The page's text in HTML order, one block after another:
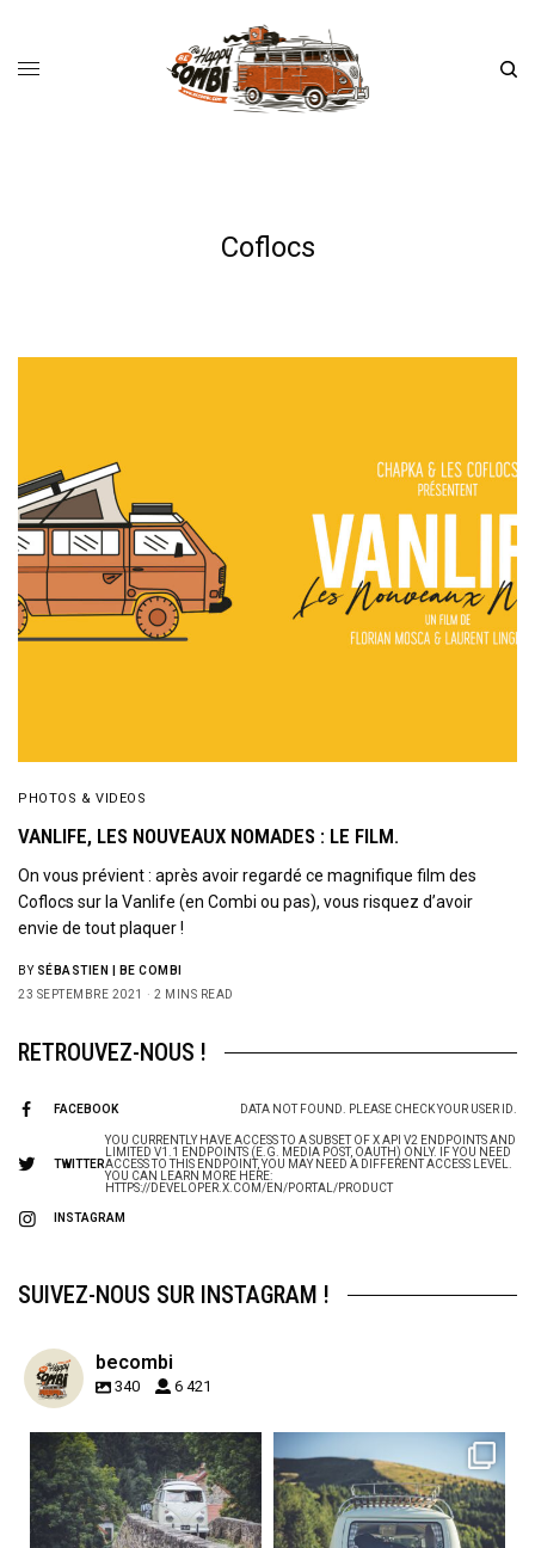
Coflocs
PHOTOS & VIDEOS
VANLIFE, LES NOUVEAUX NOMADES : LE FILM.
On vous prévient : après avoir regardé ce magnifique film des
Coflocs sur la Vanlife (en Combi ou pas), vous risquez d’avoir
envie de tout plaquer !
BY SÉBASTIEN | BE COMBI
23 SEPTEMBRE 2021
2 MINS READ
RETROUVEZ-NOUS !
FACEBOOK DATA NOT FOUND. PLEASE CHECK YOUR USER ID.
TWITTER
YOU CURRENTLY HAVE ACCESS TO A SUBSET OF X API V2 ENDPOINTS AND
LIMITED V1.1 ENDPOINTS (E.G. MEDIA POST, OAUTH) ONLY. IF YOU NEED
ACCESS TO THIS ENDPOINT, YOU MAY NEED A DIFFERENT ACCESS LEVEL.
YOU CAN LEARN MORE HERE:
HTTPS://DEVELOPER.X.COM/EN/PORTAL/PRODUCT
INSTAGRAM
SUIVEZ-NOUS SUR INSTAGRAM !
becombi
340 6 421
becombi